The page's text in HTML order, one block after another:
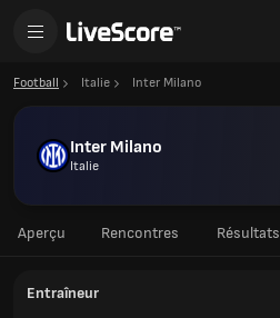
Football Italie Inter Milano
Inter Milano
Italie
Aperçu Rencontres Résultats
Entraîneur